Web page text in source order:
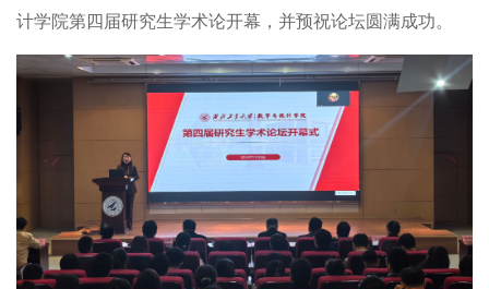
计学院第四届研究生学术论开幕，并预祝论坛圆满成功。